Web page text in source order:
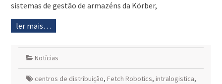
sistemas de gestão de armazéns da Körber,
ler mais…
Notícias
centros de distribuição, Fetch Robotics, intralogistica,